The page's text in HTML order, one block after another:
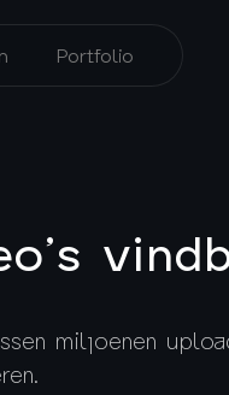
Portfolio
miljoenen